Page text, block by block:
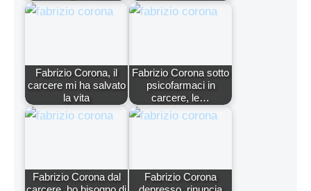
Fabrizio Corona, il
carcere mi ha salvato
la vita
Fabrizio Corona sotto
psicofarmaci in
carcere, le…
Fabrizio Corona dal
Fabrizio Corona